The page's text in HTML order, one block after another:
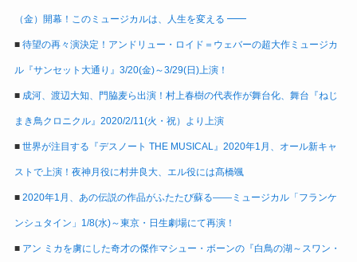
（金）開幕！このミュージカルは、人生を変える ━━
■ 待望の再々演決定！アンドリュー・ロイド＝ウェバーの超大作ミュージカ
ル『サンセット大通り』3/20(金)～3/29(日)上演！
■ 成河、渡辺大知、門脇麦ら出演！村上春樹の代表作が舞台化、舞台『ねじ
まき鳥クロニクル』2020/2/11(火・祝）より上演
■ 世界が注目する『デスノート THE MUSICAL』2020年1月、オール新キャ
ストで上演！夜神月役に村井良大、エル役には髙橋颯
■ 2020年1月、あの伝説の作品がふたたび蘇る――ミュージカル「フランケ
ンシュタイン」1/8(水)～東京・日生劇場にて再演！
■ アン ミカを虜にした奇才の傑作マシュー・ボーンの『白鳥の湖～スワン・